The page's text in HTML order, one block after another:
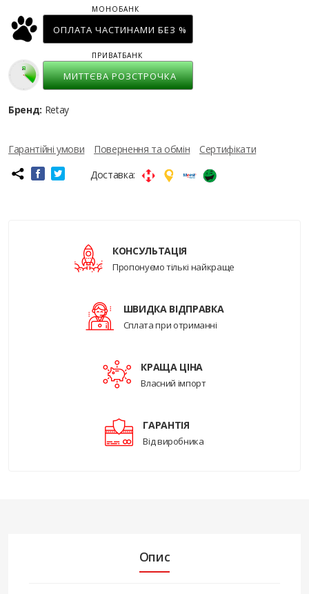
ОПЛАТА ЧАСТИНАМИ БЕЗ %
МОНОБАНК
МИТТЄВА РОЗСТРОЧКА
ПРИВАТБАНК
Бренд: Retay
Гарантійні умови Повернення та обмін
Сертифікати
Доставка:
КОНСУЛЬТАЦІЯ
Пропонуємо тількі найкраще
ШВИДКА ВІДПРАВКА
Сплата при отриманні
КРАЩА ЦІНА
Власний імпорт
ГАРАНТІЯ
Від виробника
Опис